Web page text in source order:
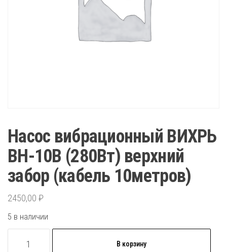
Насос вибрационный ВИХРЬ
ВН-10В (280Вт) верхний
забор (кабель 10метров)
2450,00 ₽
5 в наличии
товара
В корзину